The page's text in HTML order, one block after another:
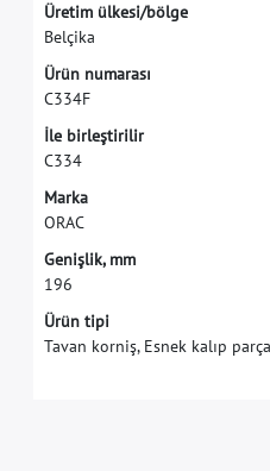
Üretim ülkesi/bölge
Belçika
Ürün numarası
C334F
İle birleştirilir
C334
Marka
ORAC
Genişlik, mm
196
Ürün tipi
Tavan korniş, Esnek kalıp